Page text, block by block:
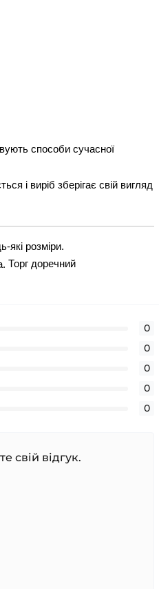
способи сучасної
і виріб зберігає свій вигляд
які розміри.
Торг доречний
0
0
0
0
0
свій відгук.